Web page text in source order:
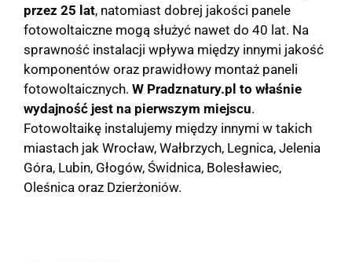
przez 25 lat, natomiast dobrej jakości panele
fotowoltaiczne mogą służyć nawet do 40 lat. Na
sprawność instalacji wpływa między innymi jakość
komponentów oraz prawidłowy montaż paneli
fotowoltaicznych. W Pradznatury.pl to właśnie
wydajność jest na pierwszym miejscu.
Fotowoltaikę instalujemy między innymi w takich
miastach jak Wrocław, Wałbrzych, Legnica, Jelenia
Góra, Lubin, Głogów, Świdnica, Bolesławiec,
Oleśnica oraz Dzierżoniów.